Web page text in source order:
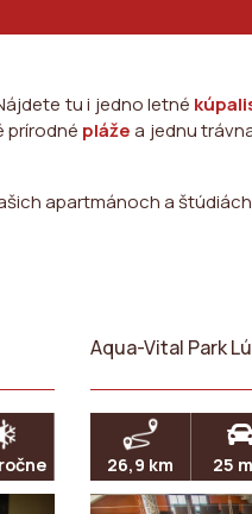
tu i jedno letné
prírodné plážea jednu
apartmánoch a
Aqua-Vital Park
26,9 km 25